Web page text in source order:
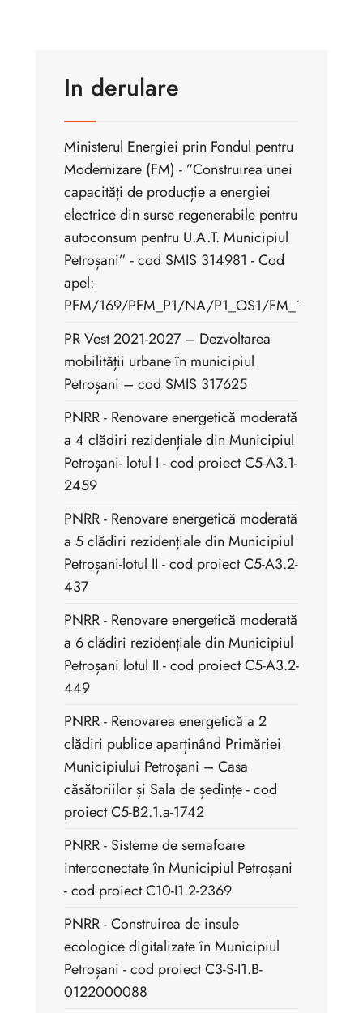
In derulare
Ministerul Energiei prin Fondul pentru
Modernizare (FM) - ”Construirea unei
capacități de producție a energiei
electrice din surse regenerabile pentru
autoconsum pentru U.A.T. Municipiul
Petroșani” - cod SMIS 314981 - Cod
apel:
PFM/169/PFM_P1/NA/P1_OS1/FM_1.1
PR Vest 2021-2027 – Dezvoltarea
mobilității urbane în municipiul
Petroșani – cod SMIS 317625
PNRR - Renovare energetică moderată
a 4 clădiri rezidențiale din Municipiul
Petroșani- lotul I - cod proiect C5-A3.1-
2459
PNRR - Renovare energetică moderată
a 5 clădiri rezidențiale din Municipiul
Petroșani-lotul II - cod proiect C5-A3.2-
437
PNRR - Renovare energetică moderată
a 6 clădiri rezidențiale din Municipiul
Petroșani lotul II - cod proiect C5-A3.2-
449
PNRR - Renovarea energetică a 2
clădiri publice aparținând Primăriei
Municipiului Petroșani – Casa
căsătoriilor și Sala de ședințe - cod
proiect C5-B2.1.a-1742
PNRR - Sisteme de semafoare
interconectate în Municipiul Petroșani
- cod proiect C10-I1.2-2369
PNRR - Construirea de insule
ecologice digitalizate în Municipiul
Petroșani - cod proiect C3-S-I1.B-
0122000088